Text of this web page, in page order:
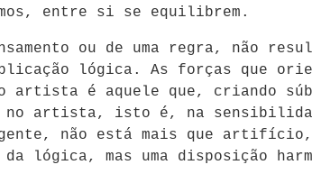
entre si se equilibrem.
ou de uma regra, não
lógica. As forças que
artista é aquele que, criando
É no artista, isto é, na
não está mais que
lógica, mas uma disposição